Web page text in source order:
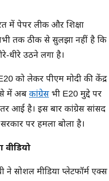
में पेपर लीक औऱ शिक्षा
अभी तक ठीक से सुलझा नहीं है कि
धीरे उठने लगा है।
को लेकर पीएम मोदी की केंद्र
में अब कांग्रेसभी E20 मुद्दे पर
आई है। इस बार कांग्रेस सांसद
पर हमला बोला है।
वीडियो
ने सोशल मीडिया प्लेटफॉर्म एक्स